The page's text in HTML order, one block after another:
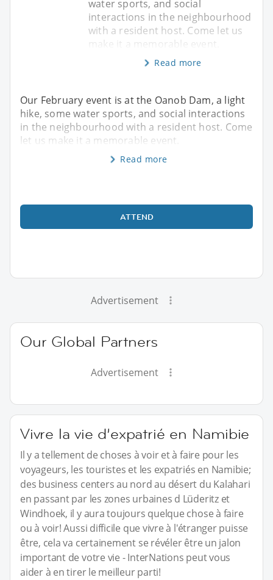
water sports, and social
interactions in the neighbourhood
with a resident host. Come let us
Read more
Our February event is at the Oanob Dam, a light
hike, some water sports, and social interactions
in the neighbourhood with a resident host. Come
let us make it a memorable event.
Read more
ATTEND
Advertisement
Our Global Partners
Advertisement
Vivre la vie d’expatrié en Namibie
Il y a tellement de choses à voir et à faire pour les
voyageurs, les touristes et les expatriés en Namibie;
des business centers au nord au désert du Kalahari
en passant par les zones urbaines d Lüderitz et
Windhoek, il y aura toujours quelque chose à faire
ou à voir! Aussi difficile que vivre à l'étranger puisse
être, cela va certainement se révéler être un jalon
important de votre vie - InterNations peut vous
aider à en tirer le meilleur parti!